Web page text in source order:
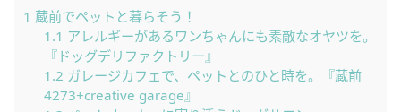
1 蔵前でペットと暮らそう！
1.1 アレルギーがあるワンちゃんにも素敵なオヤツを。
『ドッグデリファクトリー』
1.2 ガレージカフェで、ペットとのひと時を。『蔵前
4273+creative garage』